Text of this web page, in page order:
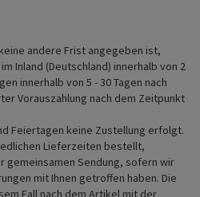
andere Frist angegeben ist,
Inland (Deutschland) innerhalb von 2
innerhalb von 5 - 30 Tagen nach
Vorauszahlung nach dem Zeitpunkt
Feiertagen keine Zustellung erfolgt.
Lieferzeiten bestellt,
gemeinsamen Sendung, sofern wir
mit Ihnen getroffen haben. Die
Fall nach dem Artikel mit der